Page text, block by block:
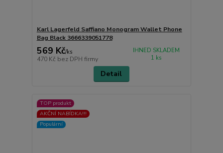
Karl Lagerfeld Saffiano Monogram Wallet Phone
Bag Black 3666339051778
569 Kč/ks
470 Kč bez DPH firmy
IHNED SKLADEM
1 ks
Detail
TOP produkt
AKČNÍ NABÍDKA!!!
Populární